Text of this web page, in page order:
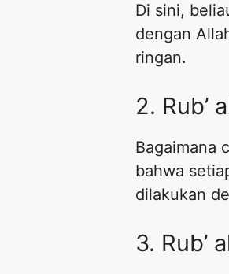
Di sini,
dengan
ringan.
2. Rub’
Bagaimana
bahwa
dilakukan
3. Rub’